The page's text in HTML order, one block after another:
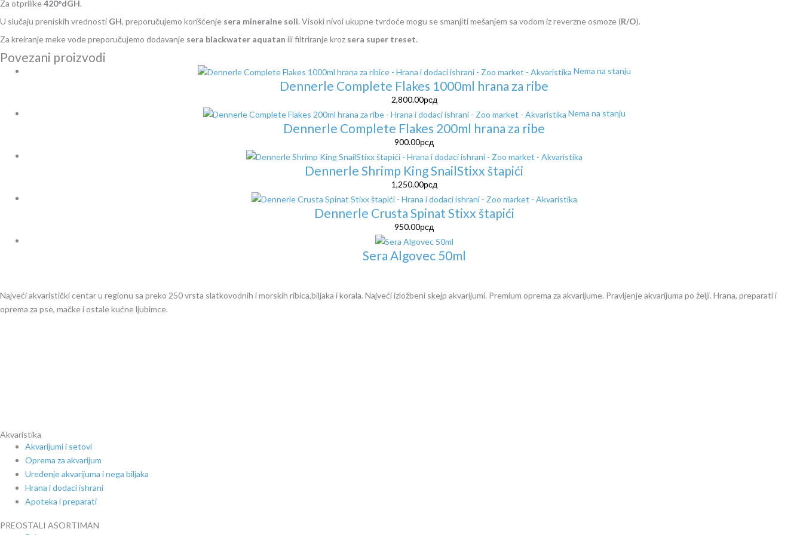
Za otprilike420°dGH.
U slučaju preniskih vrednosti GH, preporučujemo korišćenje sera mineralne soli. Visoki nivoi ukupne tvrdoće mogu se smanjiti mešanjem sa vodom iz reverzne osmoze (R/O).
Za kreiranje meke vode preporučujemo dodavanje sera blackwater aquatan ili filtriranje kroz sera super treset.
Povezani proizvodi
Nema na stanju
Dennerle Complete Flakes 1000ml hrana za ribe
2,800.00рсд
Nema na stanju
Dennerle Complete Flakes 200ml hrana za ribe
900.00рсд
Dennerle Shrimp King SnailStixx štapići
1,250.00рсд
Dennerle Crusta Spinat Stixx štapići
950.00рсд
Sera Algovec 50ml
Najveći akvaristički centar u regionu sa preko 250 vrsta slatkovodnih i morskih ribica,biljaka i korala. Najveći izložbeni skejp akvarijumi. Premium oprema za akvarijume. Pravljenje akvarijuma po želji. Hrana, preparati i
oprema za pse, mačke i ostale kućne ljubimce.
Akvaristika
Akvarijumi i setovi
Oprema za akvarijum
Uređenje akvarijuma i nega biljaka
Hrana i dodaci ishrani
Apoteka i preparati
PREOSTALI ASORTIMAN